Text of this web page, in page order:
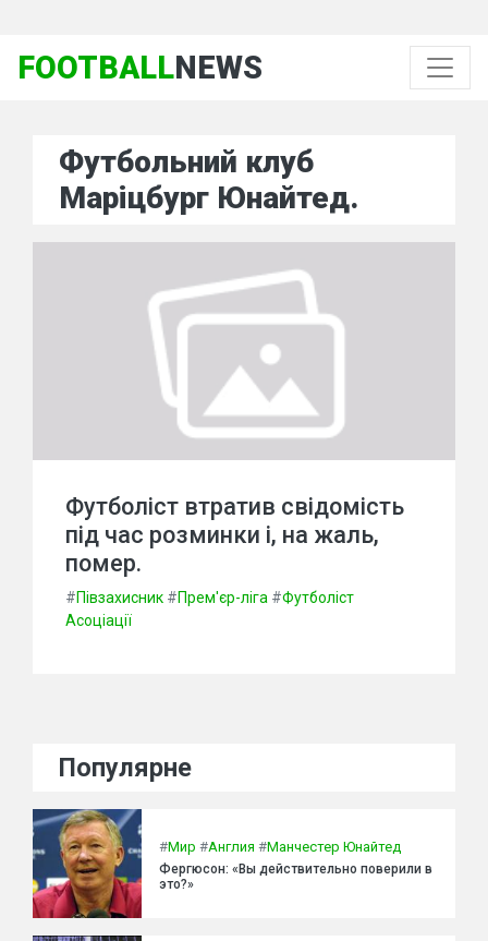
FOOTBALLNEWS
Футбольний клуб
Маріцбург Юнайтед.
Футболіст втратив свідомість
під час розминки і, на жаль,
помер.
#Півзахисник #Прем'єр-ліга #Футболіст
Асоціації
Популярне
#Мир #Англия #Манчестер Юнайтед
Фергюсон: «Вы действительно поверили в
это?»